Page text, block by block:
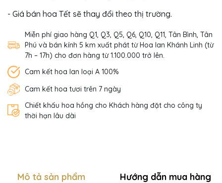
- Giá bán hoa Tết sẽ thay đổi theo thị trường.
Miễn phí giao hàng Q1, Q3, Q5, Q6, Q10, Q11, Tân Bình, Tân
Phú và bán kính 5 km xuất phát từ Hoa lan Khánh Linh (từ
7h – 17h) cho đơn hàng từ 1.100.000 trở lên.
Cam kết hoa lan loại A 100%
Cam kết hoa tươi trên 7 ngày
Chiết khấu hoa hồng cho Khách hàng đặt cho công ty
thời hạn lâu dài
Mô tả sản phẩm Hướng dẫn mua hàng